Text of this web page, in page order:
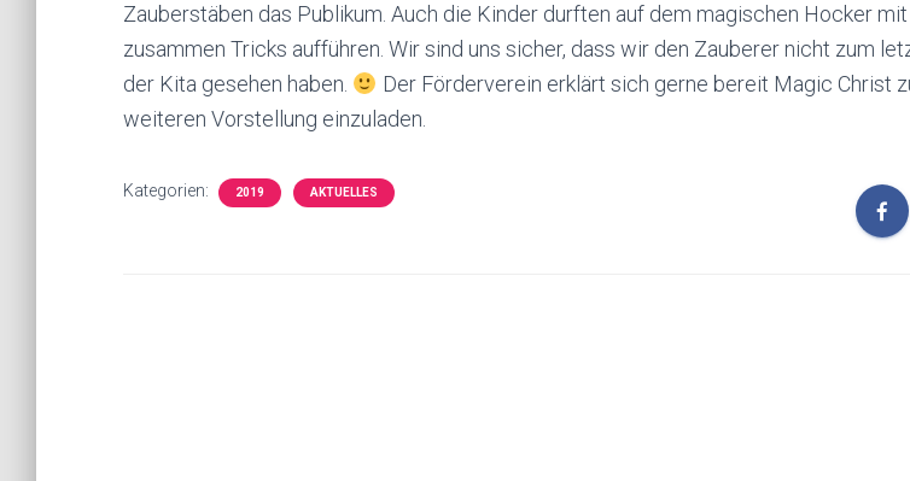
Zauberstäben das Publikum. Auch die Kinder durften auf dem magischen Hocker mit
zusammen Tricks aufführen. Wir sind uns sicher, dass wir den Zauberer nicht zum
der Kita gesehen haben.
Der Förderverein erklärt sich gerne bereit Magic Christ
weiteren Vorstellung einzuladen.
Kategorien: 2019 AKTUELLES